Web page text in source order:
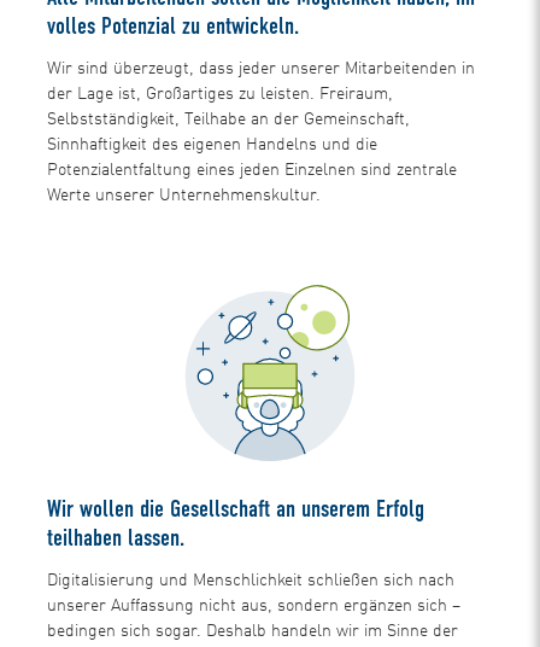
volles Potenzial zu entwickeln.
Wir sind überzeugt, dass jeder unserer Mitarbeitenden in
der Lage ist, Großartiges zu leisten. Freiraum,
Selbstständigkeit, Teilhabe an der Gemeinschaft,
Sinnhaftigkeit des eigenen Handelns und die
Potenzialentfaltung eines jeden Einzelnen sind zentrale
Werte unserer Unternehmenskultur.
Wir wollen die Gesellschaft an unserem Erfolg
teilhaben lassen.
Digitalisierung und Menschlichkeit schließen sich nach
unserer Auffassung nicht aus, sondern ergänzen sich –
bedingen sich sogar. Deshalb handeln wir im Sinne der